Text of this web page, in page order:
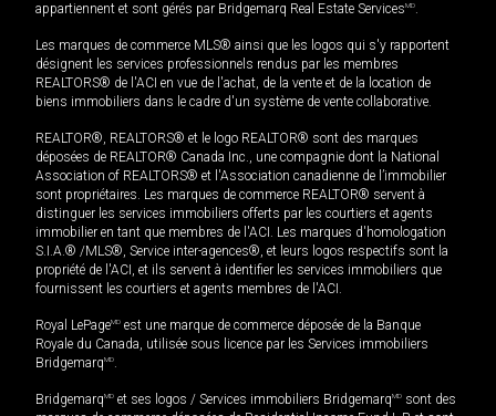
appartiennent et sont gérés par Bridgemarq Real Estate ServicesMD.
Les marques de commerce MLS® ainsi que les logos qui s'y rapportent
désignent les services professionnels rendus par les membres
REALTORS® de l'ACI en vue de l'achat, de la vente et de la location de
biens immobiliers dans le cadre d'un système de vente collaborative.
REALTOR®, REALTORS® et le logo REALTOR® sont des marques
déposées de REALTOR® Canada Inc., une compagnie dont la National
Association of REALTORS® et l'Association canadienne de l’immobilier
sont propriétaires. Les marques de commerce REALTOR® servent à
distinguer les services immobiliers offerts par les courtiers et agents
immobilier en tant que membres de l'ACI. Les marques d'homologation
S.I.A.® /MLS®, Service inter-agences®, et leurs logos respectifs sont la
propriété de l'ACI, et ils servent à identifier les services immobiliers que
fournissent les courtiers et agents membres de l'ACI.
Royal LePageMD est une marque de commerce déposée de la Banque
Royale du Canada, utilisée sous licence par les Services immobiliers
BridgemarqMD.
BridgemarqMD et ses logos / Services immobiliers BridgemarqMD sont des